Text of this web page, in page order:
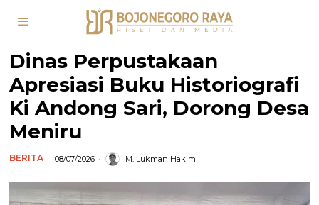
Dinas Perpustakaan
Apresiasi Buku Historiografi
Ki Andong Sari, Dorong Desa
Meniru
BERITA 08/07/2026 M. Lukman Hakim